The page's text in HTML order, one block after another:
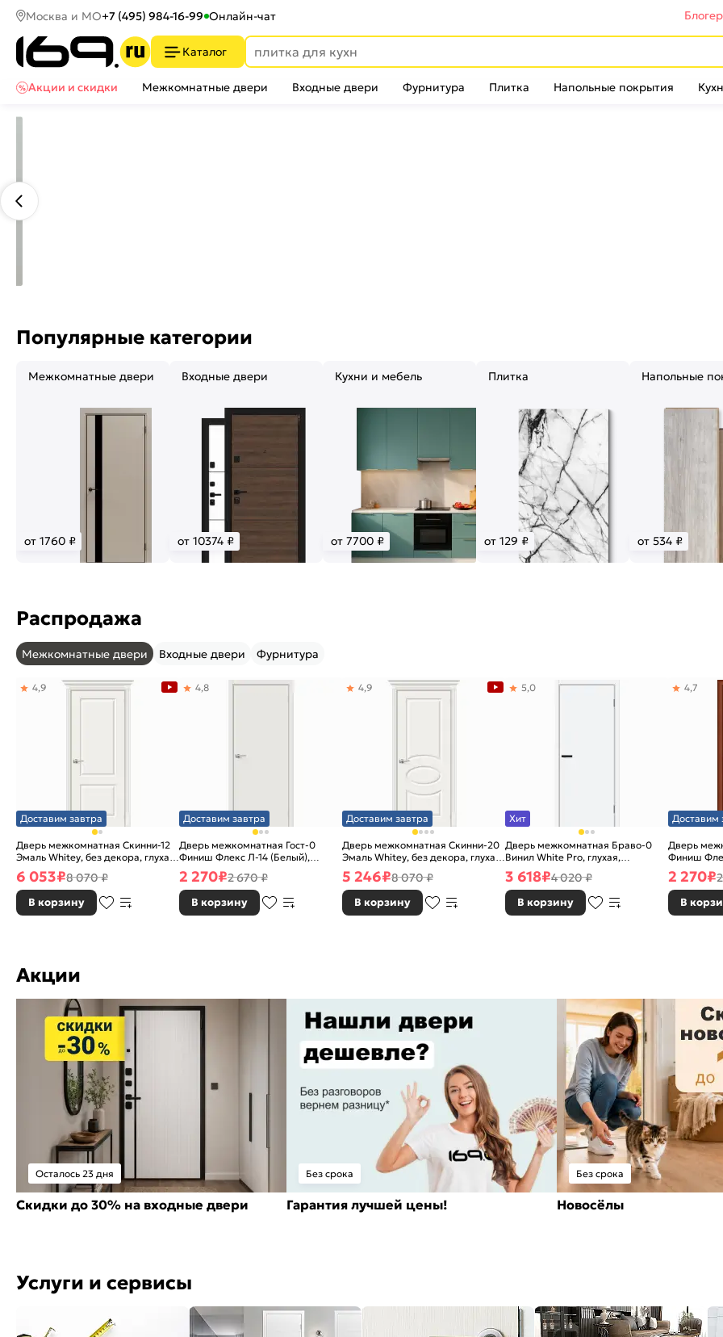
Москва и МО+7 (495) 984-16-99 Онлайн-чат
Каталог
Акции и скидки
Межкомнатные двери Входные двери Фурнитура Плитка Напольные покрытия
Популярные категории
Межкомнатные двери
от 1760 ₽
Входные двери
от 10374 ₽
Кухни и мебель
от 7700 ₽
Плитка
от 129 ₽
Напольные
от 534 ₽
Распродажа
Межкомнатные двери Входные двери Фурнитура
Доставим завтра
Дверь межкомнатная Скинни-12
Эмаль Whitey, без декора, глухая,
без стекла, без кромки, скиновая
4,9
6 053₽8 070 ₽
В корзину
Доставим завтра
Дверь межкомнатная Гост-0
Финиш Флекс Л-14 (Белый),
глухая, каркасно-щитовая
4,8
2 270₽2 670 ₽
В корзину
Доставим завтра
Дверь межкомнатная Скинни-20
Эмаль Whitey, без декора, глухая,
без стекла, без кромки, скиновая
4,9
5 246₽8 070 ₽
В корзину
Хит
Дверь межкомнатная Браво-0
Винил White Pro, глухая,
каркасно-щитовая
5,0
3 618₽4 020 ₽
В корзину
Доставим
Дверь
Финиш
Л-11
каркасно-
4,7
2 270₽
В
Акции
Осталось 23 дня
Скидки до 30% на входные двери
Без срока
Гарантия лучшей цены!
Без срока
Новосёлы
Услуги и сервисы